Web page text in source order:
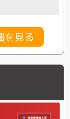
を見る